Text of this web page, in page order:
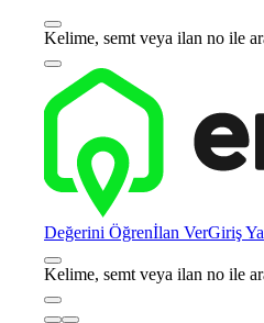
Kelime, semt veya ilan no ile
Değerini Öğrenİlan VerGiriş
Kelime, semt veya ilan no ile